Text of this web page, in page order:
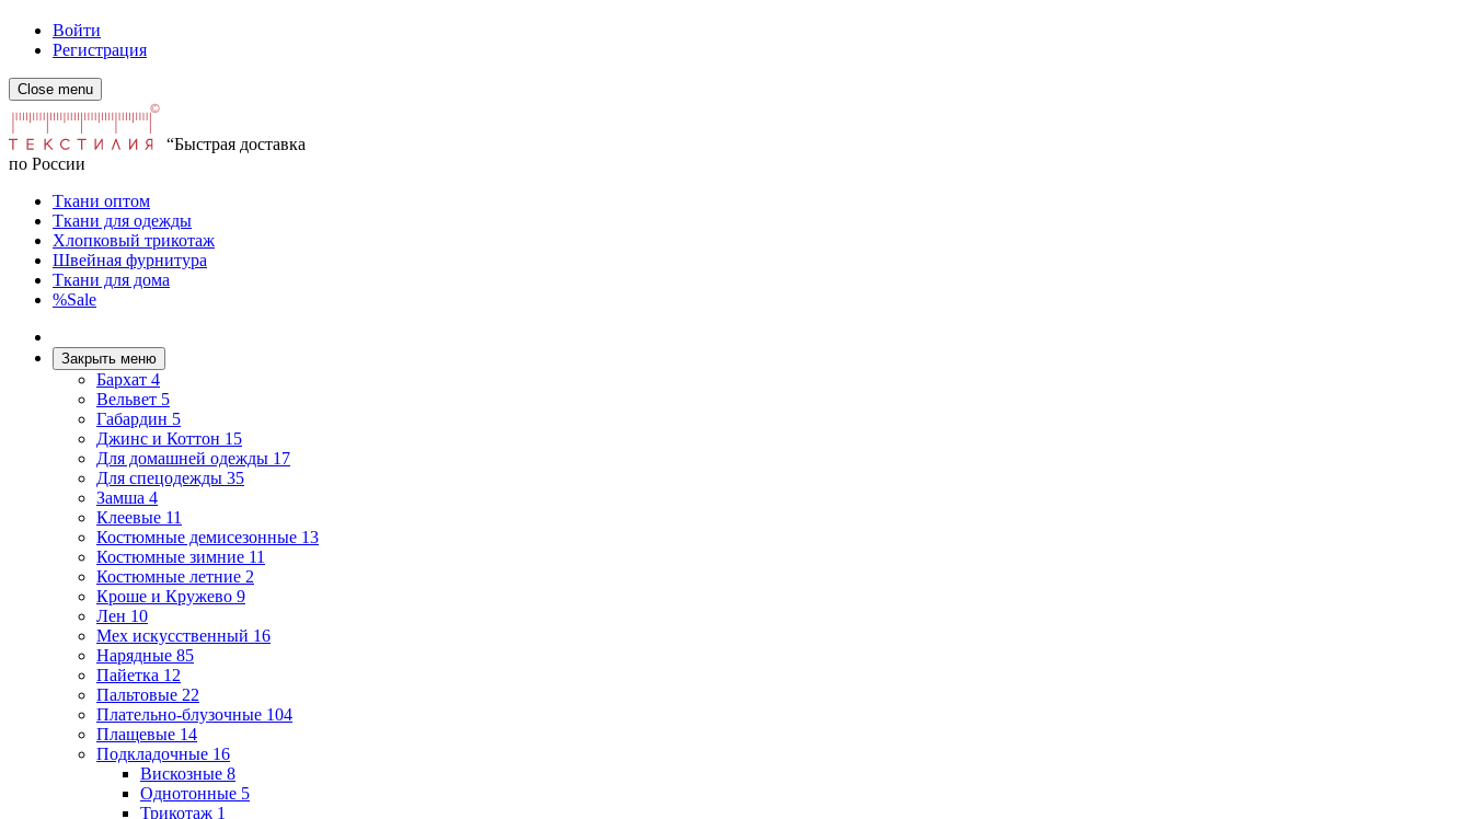
Войти
Регистрация
Close menu
“Быстрая доставка
по России
Ткани оптом
Ткани для одежды
Хлопковый трикотаж
Швейная фурнитура
Ткани для дома
%Sale
Закрыть меню
Бархат 4
Вельвет 5
Габардин 5
Джинс и Коттон 15
Для домашней одежды 17
Для спецодежды 35
Замша 4
Клеевые 11
Костюмные демисезонные 13
Костюмные зимние 11
Костюмные летние 2
Кроше и Кружево 9
Лен 10
Мех искусственный 16
Нарядные 85
Пайетка 12
Пальтовые 22
Плательно-блузочные 104
Плащевые 14
Подкладочные 16
Вискозные 8
Однотонные 5
Трикотаж 1